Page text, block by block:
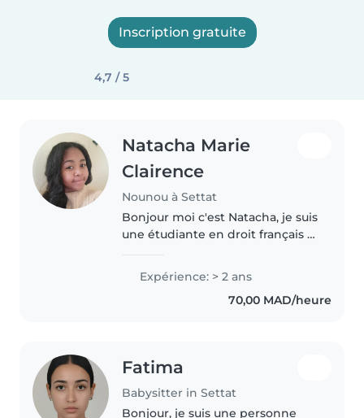
Inscription gratuite
4,7 / 5
Natacha Marie
Clairence
Nounou à Settat
Bonjour moi c'est Natacha, je suis
une étudiante en droit français 2
Hassan 1er SETTAT. Je cherche un
travaille comme nounou , juste
Expérience: > 2 ans
70,00 MAD/heure
Fatima
Babysitter in Settat
Bonjour, je suis une personne